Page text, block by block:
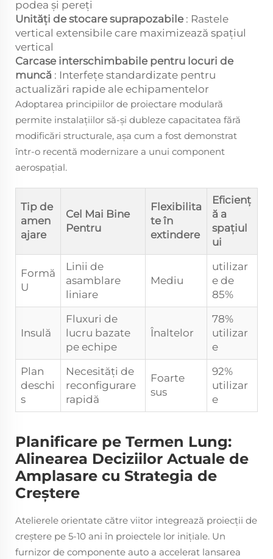
podea și pereți
Unități de stocare suprapozabile : Rastele
vertical extensibile care maximizează spațiul
vertical
Carcase interschimbabile pentru locuri de
muncă : Interfețe standardizate pentru
actualizări rapide ale echipamentelor
Adoptarea principiilor de proiectare modulară
permite instalațiilor să-și dubleze capacitatea fără
modificări structurale, așa cum a fost demonstrat
într-o recentă modernizare a unui component
aerospațial.
Tip de
amen
ajare
Cel Mai Bine
Pentru
Flexibilita
te în
extindere
Eficienț
ă a
spațiul
ui
Formă
U
Linii de
asamblare
liniare
Mediu
utilizar
e de
85%
Insulă
Fluxuri de
lucru bazate
pe echipe
Înaltelor
78%
utilizar
e
Plan
deschi
s
Necesități de
reconfigurare
rapidă
Foarte
sus
92%
utilizar
e
Planificare pe Termen Lung:
Alinearea Deciziilor Actuale de
Amplasare cu Strategia de
Creștere
Atelierele orientate către viitor integrează proiecții de
creștere pe 5-10 ani în proiectele lor inițiale. Un
furnizor de componente auto a accelerat lansarea